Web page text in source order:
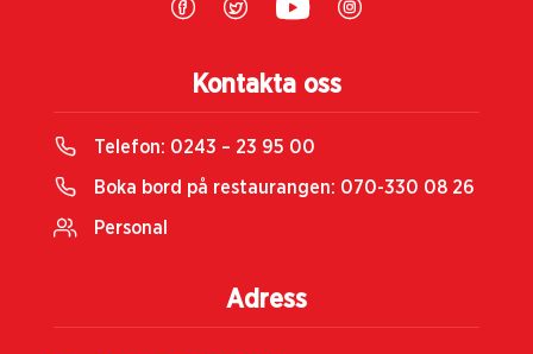
Kontakta oss
Telefon: 0243 – 23 95 00
Boka bord på restaurangen: 070-330 08 26
Personal
Adress